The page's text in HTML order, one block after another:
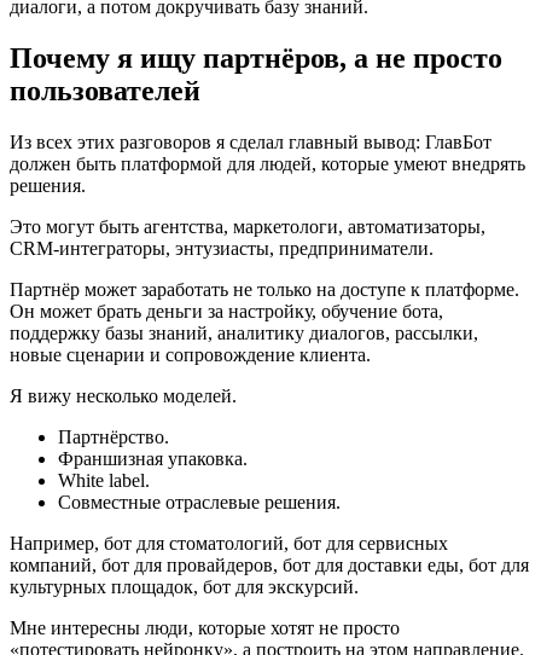
диалоги, а потом докручивать базу знаний.
Почему я ищу партнёров, а не просто
пользователей
Из всех этих разговоров я сделал главный вывод: ГлавБот
должен быть платформой для людей, которые умеют внедрять
решения.
Это могут быть агентства, маркетологи, автоматизаторы,
CRM-интеграторы, энтузиасты, предприниматели.
Партнёр может заработать не только на доступе к платформе.
Он может брать деньги за настройку, обучение бота,
поддержку базы знаний, аналитику диалогов, рассылки,
новые сценарии и сопровождение клиента.
Я вижу несколько моделей.
Партнёрство.
Франшизная упаковка.
White label.
Совместные отраслевые решения.
Например, бот для стоматологий, бот для сервисных
компаний, бот для провайдеров, бот для доставки еды, бот для
культурных площадок, бот для экскурсий.
Мне интересны люди, которые хотят не просто
«потестировать нейронку», а построить на этом направление.